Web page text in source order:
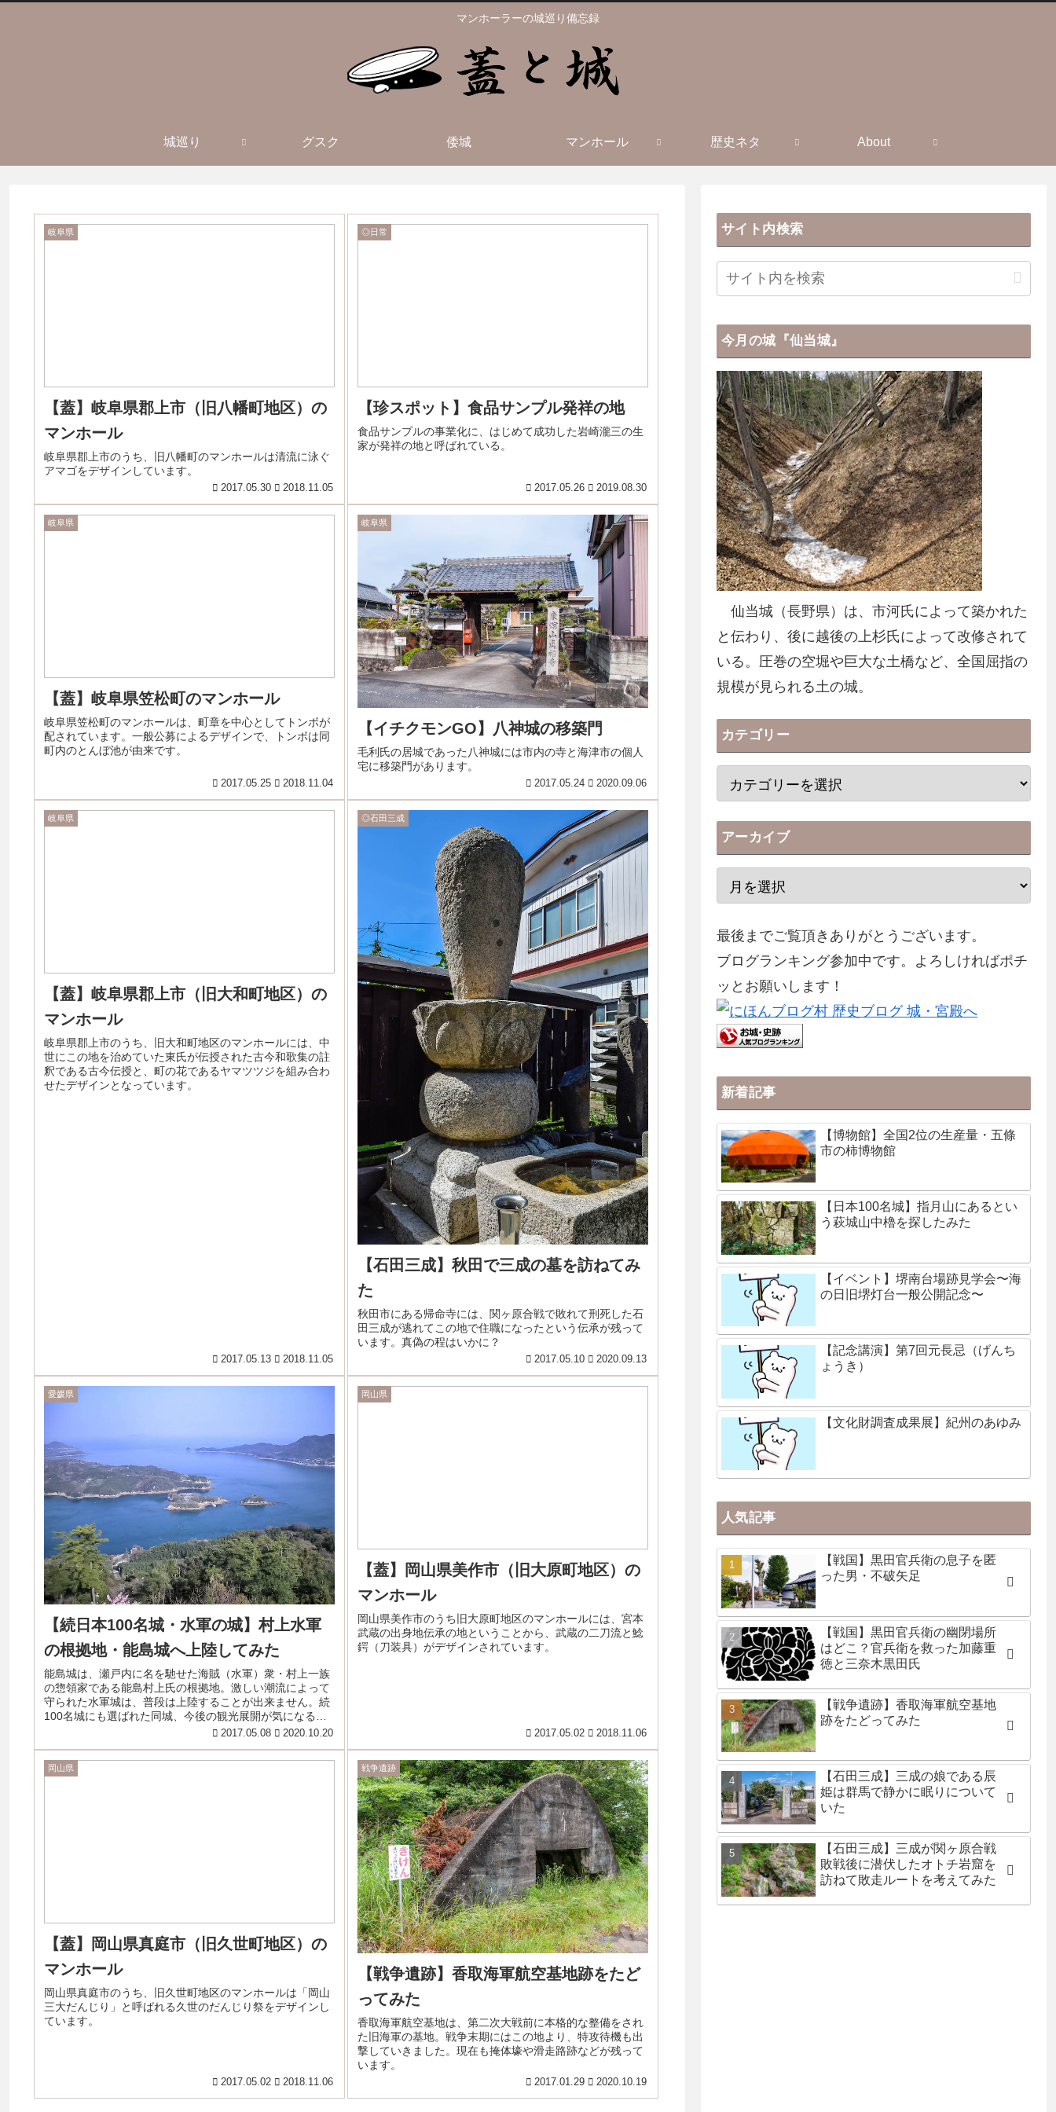
マンホーラーの城巡り備忘録
城巡り グスク 倭城 マンホール 歴史ネタ About
岐阜県
【蓋】岐阜県郡上市（旧八幡町地区）の
マンホール
岐阜県郡上市のうち、旧八幡町のマンホールは清流に泳ぐ
アマゴをデザインしています。
2017.05.30 2018.11.05
◎日常
【珍スポット】食品サンプル発祥の地
食品サンプルの事業化に、はじめて成功した岩崎瀧三の生
家が発祥の地と呼ばれている。
2017.05.26 2019.08.30
岐阜県
【蓋】岐阜県笠松町のマンホール
岐阜県笠松町のマンホールは、町章を中心としてトンボが
配されています。一般公募によるデザインで、トンボは同
町内のとんぼ池が由来です。
2017.05.25 2018.11.04
岐阜県
【イチクモンGO】八神城の移築門
毛利氏の居城であった八神城には市内の寺と海津市の個人
宅に移築門があります。
2017.05.24 2020.09.06
岐阜県
【蓋】岐阜県郡上市（旧大和町地区）の
マンホール
岐阜県郡上市のうち、旧大和町地区のマンホールには、中
世にこの地を治めていた東氏が伝授された古今和歌集の註
釈である古今伝授と、町の花であるヤマツツジを組み合わ
せたデザインとなっています。
2017.05.13 2018.11.05
◎石田三成
【石田三成】秋田で三成の墓を訪ねてみ
た
秋田市にある帰命寺には、関ヶ原合戦で敗れて刑死した石
田三成が逃れてこの地で住職になったという伝承が残って
います。真偽の程はいかに？
2017.05.10 2020.09.13
愛媛県
【続日本100名城・水軍の城】村上水軍
の根拠地・能島城へ上陸してみた
能島城は、瀬戸内に名を馳せた海賊（水軍）衆・村上一族
の惣領家である能島村上氏の根拠地。激しい潮流によって
守られた水軍城は、普段は上陸することが出来ません。続
100名城にも選ばれた同城、今後の観光展開が気になると
2017.05.08 2020.10.20
岡山県
【蓋】岡山県美作市（旧大原町地区）の
マンホール
岡山県美作市のうち旧大原町地区のマンホールには、宮本
武蔵の出身地伝承の地ということから、武蔵の二刀流と鯰
鍔（刀装具）がデザインされています。
2017.05.02 2018.11.06
岡山県
【蓋】岡山県真庭市（旧久世町地区）の
マンホール
岡山県真庭市のうち、旧久世町地区のマンホールは「岡山
三大だんじり」と呼ばれる久世のだんじり祭をデザインし
ています。
2017.05.02 2018.11.06
戦争遺跡
【戦争遺跡】香取海軍航空基地跡をたど
ってみた
香取海軍航空基地は、第二次大戦前に本格的な整備をされ
た旧海軍の基地。戦争末期にはこの地より、特攻待機も出
撃していきました。現在も掩体壕や滑走路跡などが残って
います。
2017.01.29 2020.10.19
サイト内検索
今月の城『仙当城』
仙当城（長野県）は、市河氏によって築かれた
と伝わり、後に越後の上杉氏によって改修されて
いる。圧巻の空堀や巨大な土橋など、全国屈指の
規模が見られる土の城。
カテゴリー
アーカイブ
最後までご覧頂きありがとうございます。
ブログランキング参加中です。よろしければポチ
ッとお願いします！
新着記事
【博物館】全国2位の生産量・五條
市の柿博物館
【日本100名城】指月山にあるとい
う萩城山中櫓を探したみた
【イベント】堺南台場跡見学会〜海
の日旧堺灯台一般公開記念〜
【記念講演】第7回元長忌（げんち
ょうき）
【文化財調査成果展】紀州のあゆみ
人気記事
【戦国】黒田官兵衛の息子を匿
った男・不破矢足
【戦国】黒田官兵衛の幽閉場所
はどこ？官兵衛を救った加藤重
徳と三奈木黒田氏
【戦争遺跡】香取海軍航空基地
跡をたどってみた
【石田三成】三成の娘である辰
姫は群馬で静かに眠りについて
いた
【石田三成】三成が関ヶ原合戦
敗戦後に潜伏したオトチ岩窟を
訪ねて敗走ルートを考えてみた